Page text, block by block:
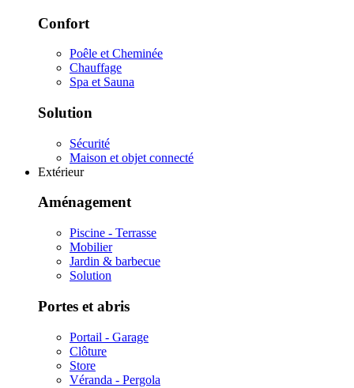
Confort
Poêle et Cheminée
Chauffage
Spa et Sauna
Solution
Sécurité
Maison et objet connecté
Extérieur
Aménagement
Piscine - Terrasse
Mobilier
Jardin & barbecue
Solution
Portes et abris
Portail - Garage
Clôture
Store
Véranda - Pergola